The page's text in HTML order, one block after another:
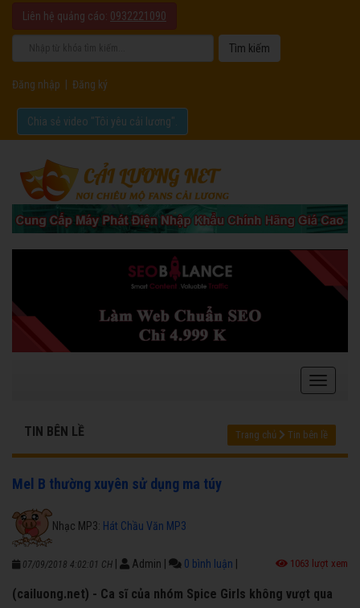
Liên hệ quảng cáo: 0932221090
Đăng nhập Đăng ký
Chia sẻ video "Tôi yêu cải lương".
TIN BÊN LỀ Trang chủ Tin bên lề
Mel B thường xuyên sử dụng ma túy
Nhạc MP3: Hát Chầu Văn MP3
07/09/2018 4:02:01 CH Admin 0 bình luận 1063 lượt xem
(cailuong.net) - Ca sĩ của nhóm Spice Girls không vượt qua